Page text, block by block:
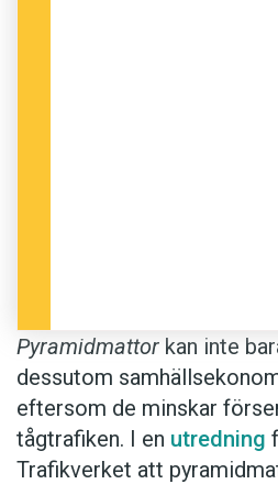
Pyramidmattor kan inte
dessutom
eftersom de minskar
tågtrafiken. I en utredning
Trafikverket att